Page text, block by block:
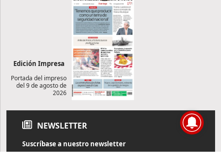
Edición Impresa
Portada del impreso
del 9 de agosto de
2026
NEWSLETTER
Suscríbase a nuestro newsletter
Reciba diariamente información de actualidad directamente en